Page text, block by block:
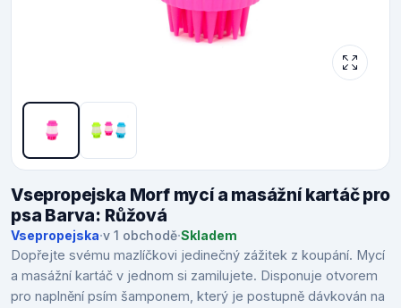
Vsepropejska Morf mycí a masážní kartáč pro
psa Barva: Růžová
Vsepropejska·v 1 obchodě·Skladem
Dopřejte svému mazlíčkovi jedinečný zážitek z koupání. Mycí
a masážní kartáč v jednom si zamilujete. Disponuje otvorem
pro naplnění psím šamponem, který je postupně dávkován na